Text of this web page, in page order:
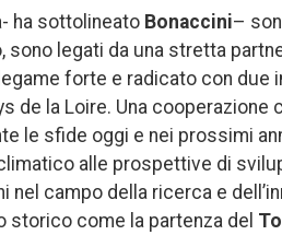
ha sottolineato Bonaccini–
sono legati da una stretta
forte e radicato con
de la Loire. Una
le sfide oggi e nei prossimi
alle prospettive di
nel campo della ricerca e
storico come la partenza del